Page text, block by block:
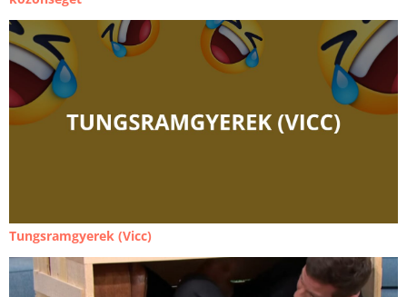
Tungsramgyerek (Vicc)